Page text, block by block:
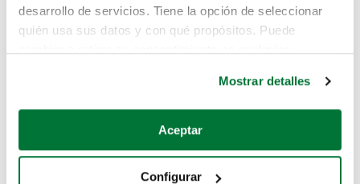
desarrollo de servicios. Tiene la opción de seleccionar
quién usa sus datos y con qué propósitos. Puede
Si lo permite, también quisiéramos:
Recopilar información sobre su ubicación geográfica
Mostrar detalles
Aceptar
Configurar
Pero puedes encontrar el coche que estás
buscando en alguno de estos enlaces:
Coches de segunda mano
Coches de km0